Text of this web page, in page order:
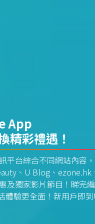
App
精彩禮遇！
平台綜合不同網站內容
、U Blog、ezone.hk
及獨家影片節目！睇完
體驗更全面！新用戶即